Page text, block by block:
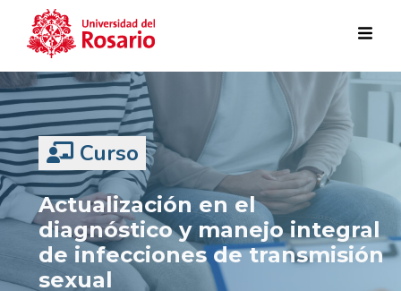
Pasar al contenido principal
Curso
Actualización en el
diagnóstico y manejo integral
de infecciones de transmisión
sexual